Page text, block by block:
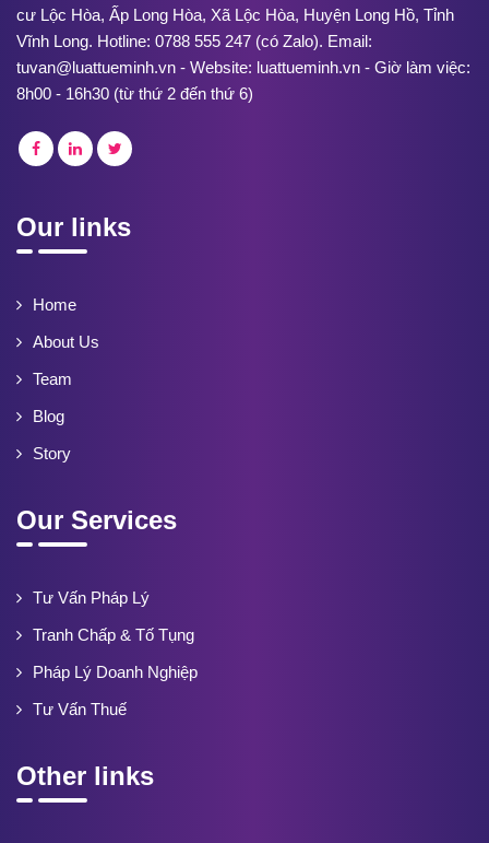
cư Lộc Hòa, Ấp Long Hòa, Xã Lộc Hòa, Huyện Long Hồ, Tỉnh
Vĩnh Long. Hotline: 0788 555 247 (có Zalo). Email:
tuvan@luattueminh.vn - Website: luattueminh.vn - Giờ làm việc:
8h00 - 16h30 (từ thứ 2 đến thứ 6)
Our links
Home
About Us
Team
Blog
Story
Our Services
Tư Vấn Pháp Lý
Tranh Chấp & Tố Tụng
Pháp Lý Doanh Nghiệp
Tư Vấn Thuế
Other links